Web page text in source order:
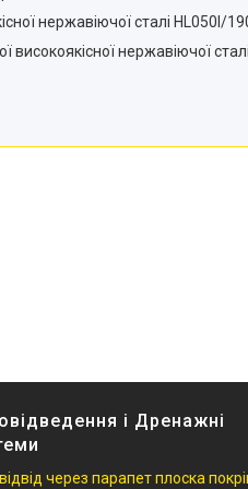
нержавіючої сталі HL050I/
високоякісної нержавіючої
і Дренажні
через парапет плоска